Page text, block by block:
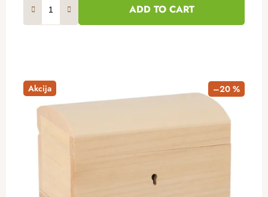
ADD TO CART
Akcija –20 %